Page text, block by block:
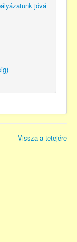
jóvá
Vissza a tetejére